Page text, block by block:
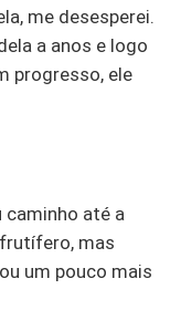
me desesperei.
a anos e logo
progresso, ele
até a
mas
um pouco mais